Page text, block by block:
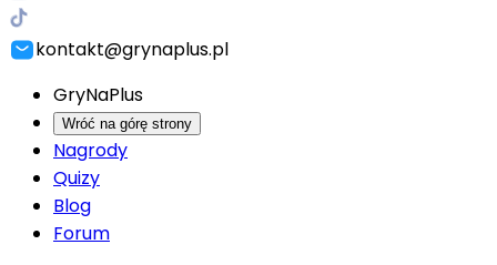
kontakt@grynaplus.pl
GryNaPlus
Wróć na górę strony
Nagrody
Quizy
Blog
Forum